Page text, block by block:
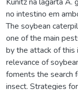
no intestino em
The soybean
one of the main
by the attack of this
relevance of
foments the search
insect. Strategies